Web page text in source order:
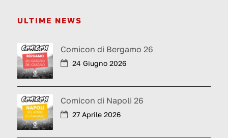
ULTIME NEWS
Comicon di Bergamo 26
24 Giugno 2026
Comicon di Napoli 26
27 Aprile 2026